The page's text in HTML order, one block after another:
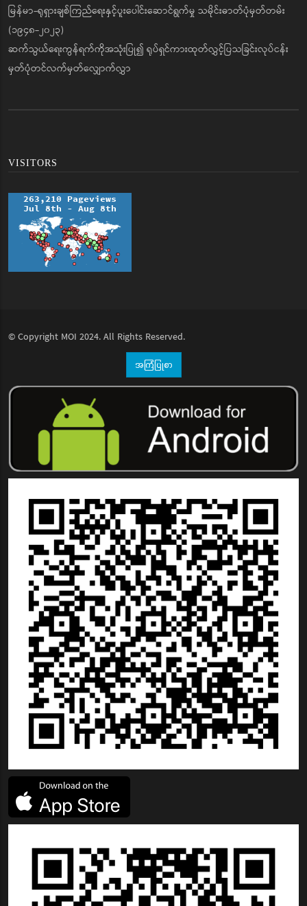
မြန်မာ-ရုရှားချစ်ကြည်ရေးနှင့်ပူးပေါင်းဆောင်ရွက်မှု သမိုင်းဓာတ်ပုံမှတ်တမ်း
(၁၉၄၈-၂၀၂၃)
ဆက်သွယ်ရေးကွန်ရက်ကိုအသုံးပြု၍ ရုပ်ရှင်ကားထုတ်လွှင့်ပြသခြင်းလုပ်ငန်း
မှတ်ပုံတင်လက်မှတ်လျှောက်လွှာ
VISITORS
© Copyright MOI 2024. All Rights Reserved.
အကြံပြုစာ